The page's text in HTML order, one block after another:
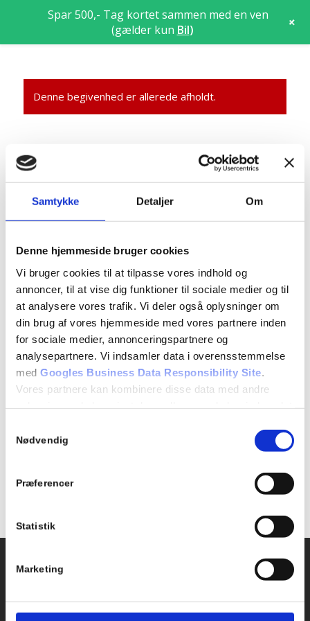
Samtykke Detaljer Om
Denne hjemmeside bruger cookies
Vi bruger cookies til at tilpasse vores indhold og
annoncer, til at vise dig funktioner til sociale medier og til
at analysere vores trafik. Vi deler også oplysninger om
din brug af vores hjemmeside med vores partnere inden
for sociale medier, annonceringspartnere og
analysepartnere. Vi indsamler data i overensstemmelse
med Googles Business Data Responsibility Site
Vores partnere kan kombinere disse data med andre
Se Cookie & Privatlivspolitik
Nødvendig
Præferencer
Statistik
Marketing
Denne begivenhed er allerede afholdt.
Ferielukket
22/12/2018
Detaljer
Dato:
22/12/2018
Begivenhed Kategori:
Ferie
Tilføj til kalender
Kontakt os
Brøndbyvestervej 25
MC kørekort
Spar 500,- Tag kortet sammen med en ven
(gælder kun Bil) +